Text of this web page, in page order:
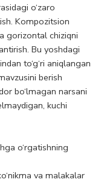
o‘zaro
Kompozitsion
gorizontal chiziqni
Bu yoshdagi
to‘g‘ri aniqlangan
berish
bo‘lmagan narsani
kuchi
o‘rgatishning
va malakalar